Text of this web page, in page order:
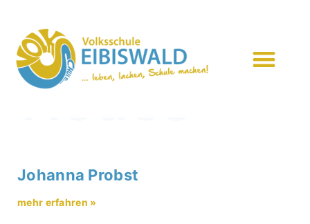
Neues
Neues
Johanna Probst
mehr erfahren »